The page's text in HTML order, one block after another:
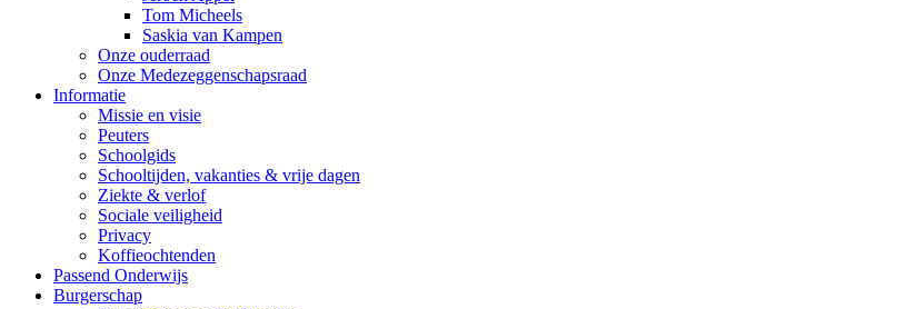
Tom Micheels
Saskia van Kampen
Onze ouderraad
Onze Medezeggenschapsraad
Informatie
Missie en visie
Peuters
Schoolgids
Schooltijden, vakanties & vrije dagen
Ziekte & verlof
Sociale veiligheid
Privacy
Koffieochtenden
Passend Onderwijs
Burgerschap